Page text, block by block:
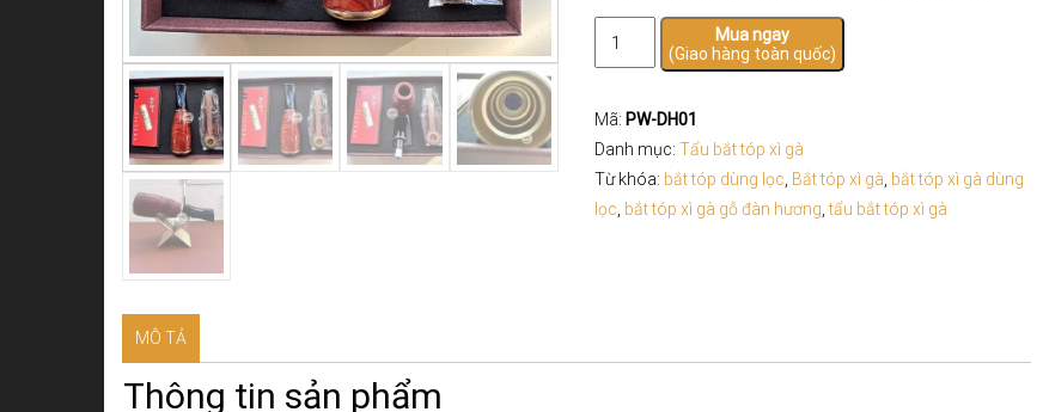
đàn
hương
ring
40
số
Mua ngay
(Giao hàng toàn quốc)
Mã: PW-DH01
Danh mục:Tẩu bắt tóp xì gà
Từ khóa: bắt tóp dùng lọc Bắt tóp xì gà bắt tóp xì gà dùng
lọc bắt tóp xì gà gỗ đàn hương ,tẩu bắt tóp xì gà
MÔ TẢ
Thông tin sản phẩm